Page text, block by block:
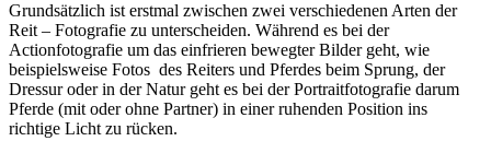
Grundsätzlich ist erstmal zwischen zwei verschiedenen Arten der
Reit – Fotografie zu unterscheiden. Während es bei der
Actionfotografie um das einfrieren bewegter Bilder geht, wie
beispielsweise Fotos des Reiters und Pferdes beim Sprung, der
Dressur oder in der Natur geht es bei der Portraitfotografie darum
Pferde (mit oder ohne Partner) in einer ruhenden Position ins
richtige Licht zu rücken.